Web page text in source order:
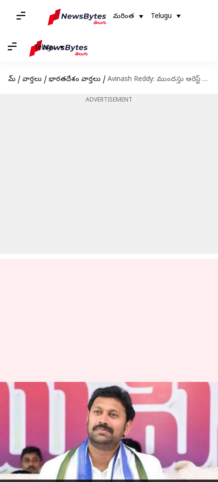
మరింత Telugu
Telugu
హోమ్ / వార్తలు / భారతదేశం వార్తలు / Avinash Reddy: ముందస్తు అరెస్ట్ తర్వాత పోలీసుల కళ్లుగప్పి తప్పించుకున్న ఎంపీ అవినాష్‌రెడ్డి
ADVERTISEMENT
Avinash Reddy: ముందస్తు అరెస్ట్
తర్వాత పోలీసుల కళ్లుగప్పి
తప్పించుకున్న ఎంపీ అవినాష్‌రెడ్డి
Jayachandra Akuri Aug 12, 2025 01:56 pm
ఈ వార్తాకథనం ఏంటి